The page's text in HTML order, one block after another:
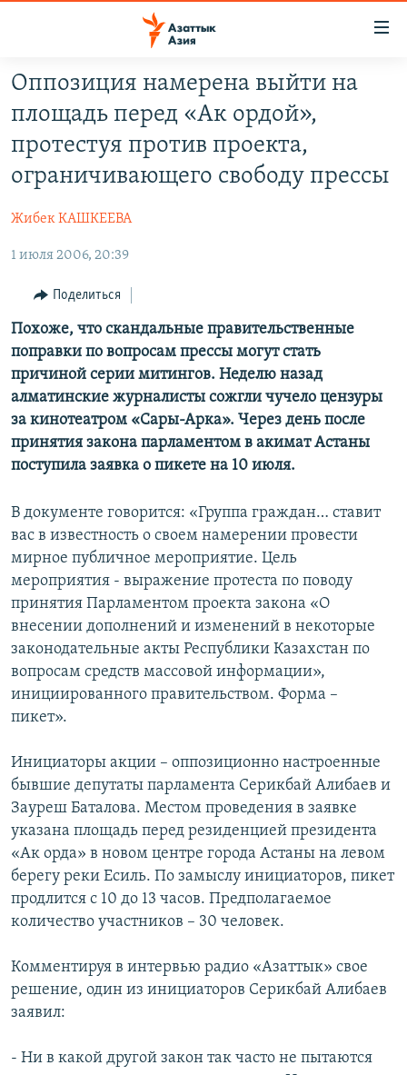
Вернуться
основному
содержанию
Вернутся
главной
Вернутся
поиску
ЦЕНТРАЛЬНАЯ АЗИЯ
КЫРГЫЗСТАН
НОВОСТИ
ВОЙНА В УКРАИНЕ
НА ДРУГИХ ЯЗЫКАХ
КЫРГЫЗЧА
ЎЗБЕКЧА
ТОҶИКӢ
TÜRKMENÇE
Все сайты РСЕ/РС
Оппозиция намерена выйти на
площадь перед «Ак ордой»,
протестуя против проекта,
ограничивающего свободу прессы
Жибек КАШКЕЕВА
1 июля 2006, 20:39
Поделиться
Похоже, что скандальные правительственные
поправки по вопросам прессы могут стать
причиной серии митингов. Неделю назад
алматинские журналисты сожгли чучело цензуры
за кинотеатром «Сары-Арка». Через день после
принятия закона парламентом в акимат Астаны
поступила заявка о пикете на 10 июля.
В документе говорится: «Группа граждан… ставит
вас в известность о своем намерении провести
мирное публичное мероприятие. Цель
мероприятия - выражение протеста по поводу
принятия Парламентом проекта закона «О
внесении дополнений и изменений в некоторые
законодательные акты Республики Казахстан по
вопросам средств массовой информации»,
инициированного правительством. Форма –
пикет».
Инициаторы акции – оппозиционно настроенные
бывшие депутаты парламента Серикбай Алибаев и
Зауреш Баталова. Местом проведения в заявке
указана площадь перед резиденцией президента
«Ак орда» в новом центре города Астаны на левом
берегу реки Есиль. По замыслу инициаторов, пикет
продлится с 10 до 13 часов. Предполагаемое
количество участников – 30 человек.
Комментируя в интервью радио «Азаттык» свое
решение, один из инициаторов Серикбай Алибаев
заявил:
- Ни в какой другой закон так часто не пытаются